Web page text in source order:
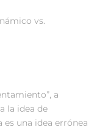
vs.
a
la idea de
es una idea errónea